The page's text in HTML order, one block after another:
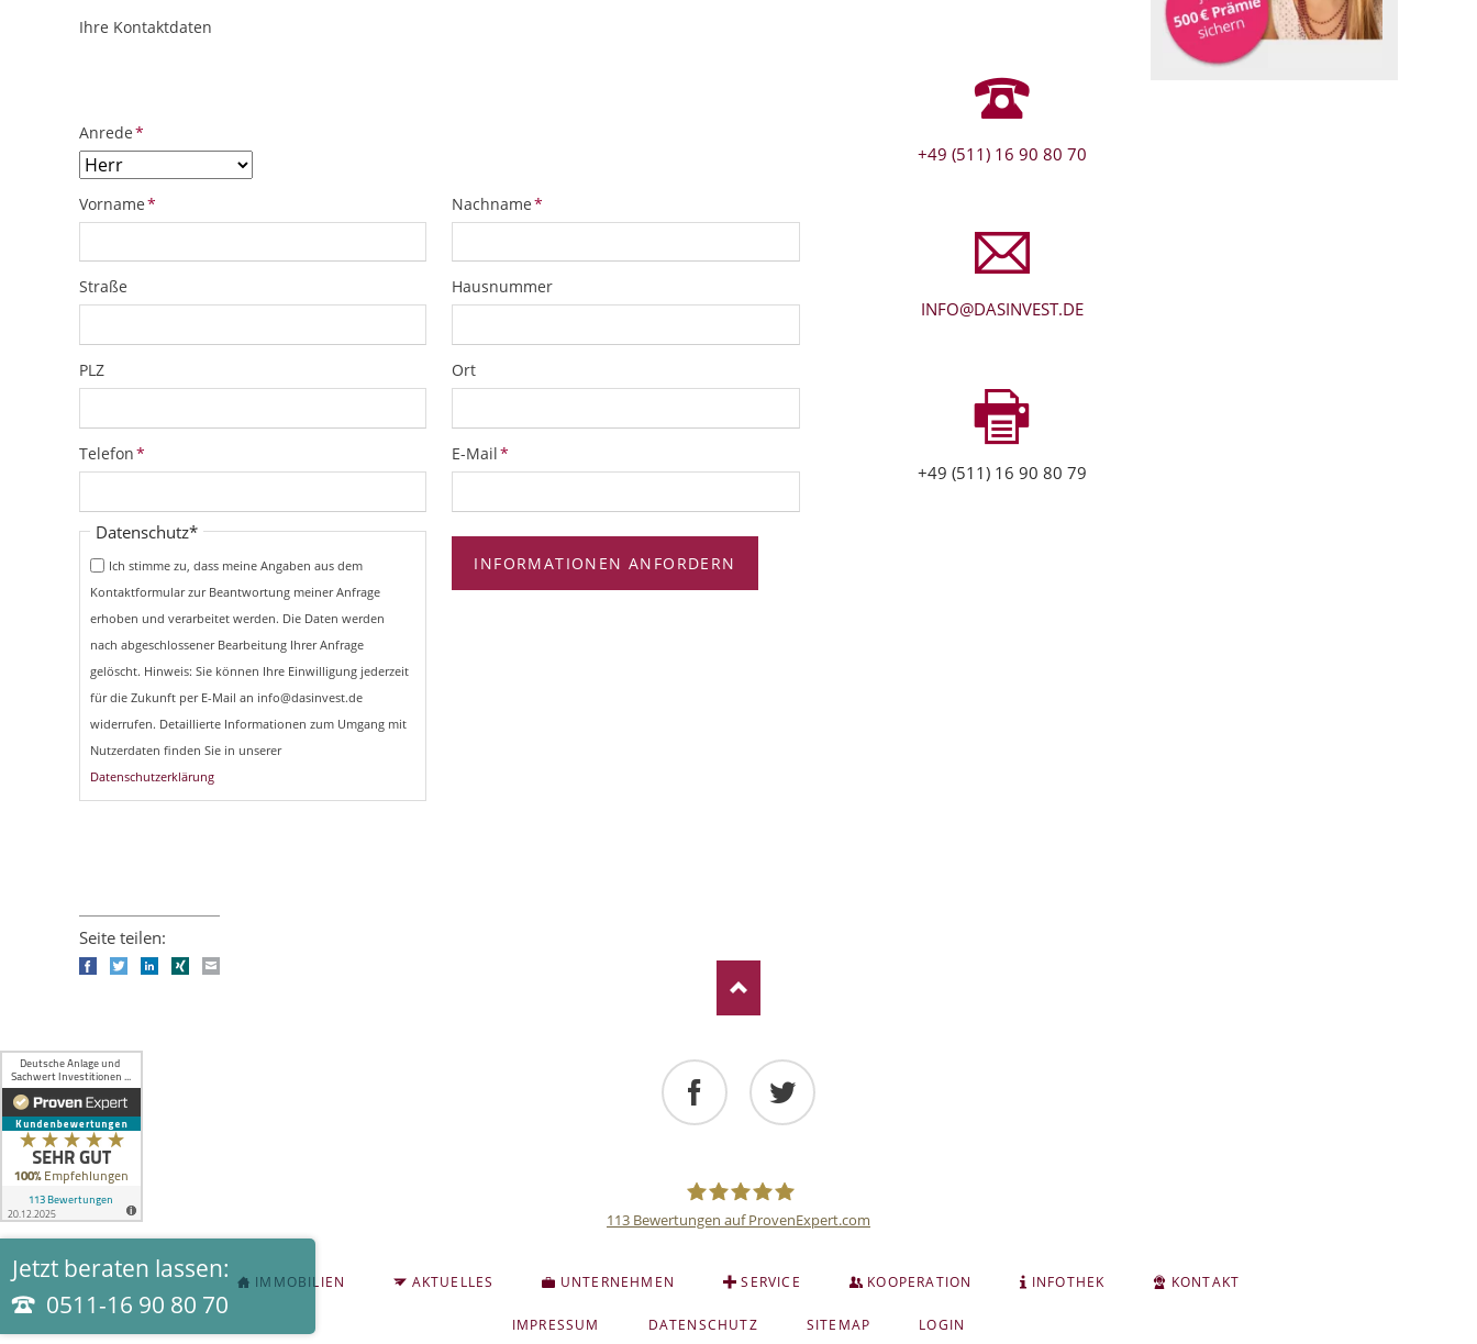
Jetzt beraten lassen:
0511-16 90 80 70
ObjektPlatzhalter
URL
Ihre Kontaktdaten
Pflichtfeld
Anrede*
Pflichtfeld
Vorname* Pflichtfeld
Nachname*
Straße Hausnummer
PLZ Ort
Pflichtfeld
Telefon* Pflichtfeld
E-Mail*
Pflichtfeld
Datenschutz*
Ich stimme zu, dass meine Angaben aus dem
Kontaktformular zur Beantwortung meiner Anfrage
erhoben und verarbeitet werden. Die Daten werden
nach abgeschlossener Bearbeitung Ihrer Anfrage
gelöscht. Hinweis: Sie können Ihre Einwilligung jederzeit
für die Zukunft per E-Mail an info@dasinvest.de
widerrufen. Detaillierte Informationen zum Umgang mit
Nutzerdaten finden Sie in unserer
Datenschutzerklärung
INFORMATIONEN ANFORDERN
+49 (511) 16 90 80 70
INFO@DASINVEST.DE
+49 (511) 16 90 80 79
Seite teilen:
FacebookTwitterLinkedIn
Xing
113 Bewertungen auf ProvenExpert.com
NAVIGATION
ÜBERSPRINGEN
IMMOBILIEN AKTUELLES UNTERNEHMEN SERVICE KOOPERATION INFOTHEK
KONTAKT
ÜBERSPRINGEN
IMPRESSUM DATENSCHUTZ SITEMAP LOGIN